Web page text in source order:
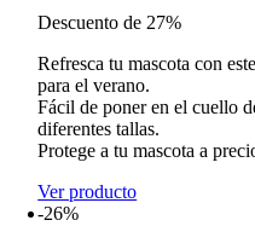
precios:
8,99€
11,99€
Descuento de 27%
Refresca tu mascota con
para el verano.
Fácil de poner en el cuello
diferentes tallas.
Protege a tu mascota a
Ver producto
-26%